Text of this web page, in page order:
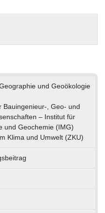
und Geoökologie
Bauingenieur-, Geo- und
– Institut für
und Geochemie (IMG)
Klima und Umwelt (ZKU)